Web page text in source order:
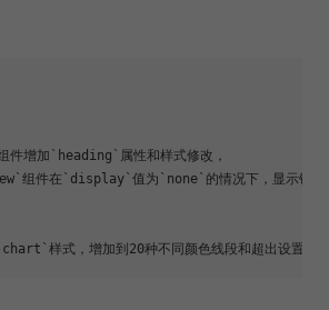
增加`heading`属性和样式修改，
组件在`display`值为`none`的情况下，显示错乱
样式，增加到20种不同颜色线段和超出设置默